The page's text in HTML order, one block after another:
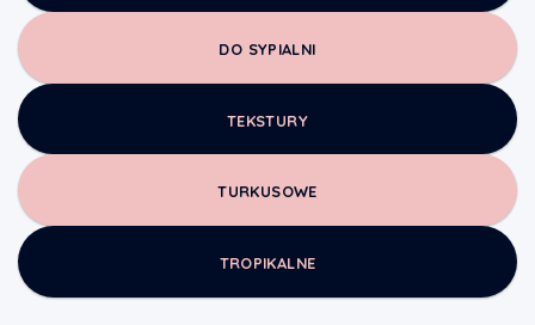
DO SYPIALNI
TEKSTURY
TURKUSOWE
TROPIKALNE